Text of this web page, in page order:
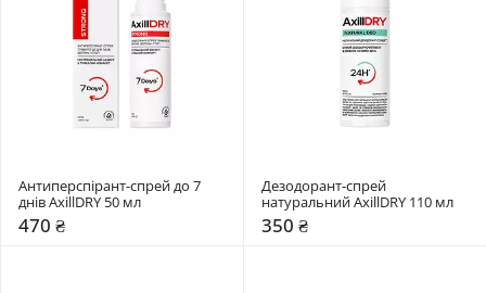
Антиперспірант-спрей до 7
470 ₴
Дезодорант-спрей
350 ₴